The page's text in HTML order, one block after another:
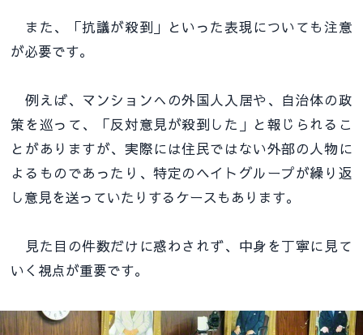
また、「抗議が殺到」といった表現についても注意
が必要です。
例えば、マンションへの外国人入居や、自治体の政
策を巡って、「反対意見が殺到した」と報じられるこ
とがありますが、実際には住民ではない外部の人物に
よるものであったり、特定のヘイトグループが繰り返
し意見を送っていたりするケースもあります。
見た目の件数だけに惑わされず、中身を丁寧に見て
いく視点が重要です。